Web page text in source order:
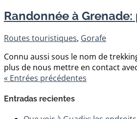
Randonnée à
Routes touristiques, Gorafe
Connu aussi sous le nom de
plus de nous mettre en contact
« Entrées précédentes
Entradas recientes